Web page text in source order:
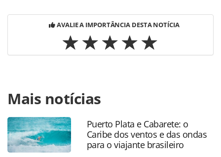
AVALIE A IMPORTÂNCIA DESTA NOTÍCIA
https://www.panrotas.com.br/mercado/operadoras/2022/
e-universal-reforcam-parceria-e-divulgam-
novidades_191292.html ou as ferramentas oferecidas na
página. Todo o conteúdo produzido pela PANROTAS
Editora é protegido pela legislação brasileira sobre direito
autoral. Não reproduza o conteúdo sem autorização da
Mais notícias
Puerto Plata e Cabarete: o
Caribe dos ventos e das ondas
para o viajante brasileiro